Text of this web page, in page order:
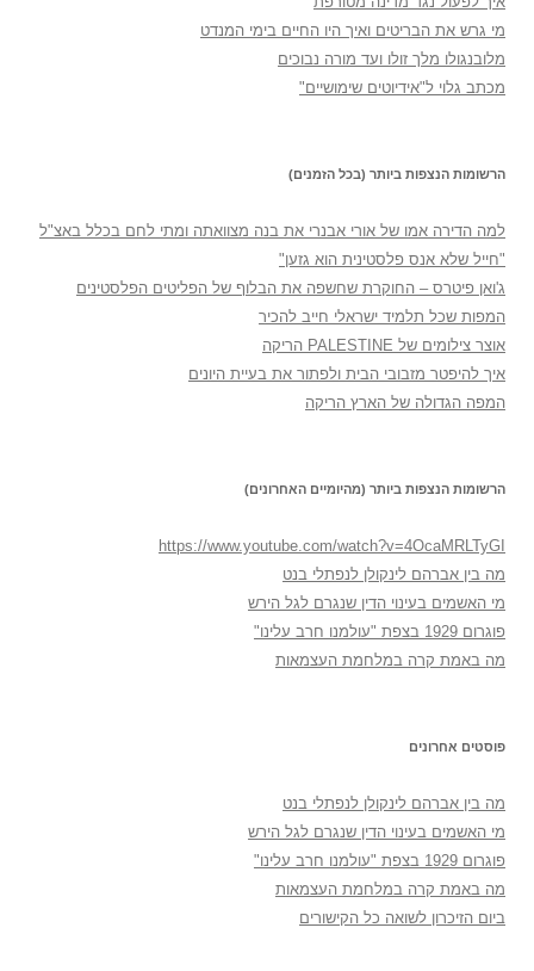
מי גרש את הבריטים ואיך היו החיים בימי המנדט
מלובנגולו מלך זולו ועד מורה נבוכים
מכתב גלוי ל"אידיוטים שימושיים"
הרשומות הנצפות ביותר (בכל הזמנים)
למה הדירה אמו של אורי אבנרי את בנה מצוואתה ומתי לחם בכלל באצ"ל
"חייל שלא אנס פלסטינית הוא גזען"
ג'ואן פיטרס – החוקרת שחשפה את הבלוף של הפליטים הפלסטינים
המפות שכל תלמיד ישראלי חייב להכיר
אוצר צילומים של PALESTINE הריקה
איך להיפטר מזבובי הבית ולפתור את בעיית היונים
המפה הגדולה של הארץ הריקה
הרשומות הנצפות ביותר (מהיומיים האחרונים)
https://www.youtube.com/watch?v=4OcaMRLTyGI
מה בין אברהם לינקולן לנפתלי בנט
מי האשמים בעינוי הדין שנגרם לגל הירש
פוגרום 1929 בצפת "עולמנו חרב עלינו"
מה באמת קרה במלחמת העצמאות
פוסטים אחרונים
מה בין אברהם לינקולן לנפתלי בנט
מי האשמים בעינוי הדין שנגרם לגל הירש
פוגרום 1929 בצפת "עולמנו חרב עלינו"
מה באמת קרה במלחמת העצמאות
ביום הזיכרון לשואה כל הקישורים